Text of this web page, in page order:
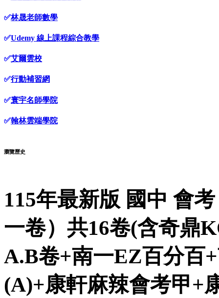
✅林晟老師數學
✅Udemy 線上課程綜合教學
✅艾爾雲校
✅行動補習網
✅寰宇名師學院
✅翰林雲端學院
瀏覽歷史
115年最新版 國中 會
一卷）共16卷(含奇鼎
A.B卷+南一EZ百分百
(A)+康軒麻辣會考甲+